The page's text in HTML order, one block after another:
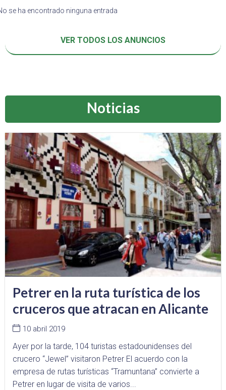
se ha encontrado ninguna entrada
VER TODOS LOS ANUNCIOS
Noticias
Petrer en la ruta turística de los
cruceros que atracan en Alicante
10 abril 2019
Ayer por la tarde, 104 turistas estadounidenses del
crucero “Jewel” visitaron Petrer El acuerdo con la
empresa de rutas turísticas “Tramuntana” convierte a
Petrer en lugar de visita de varios...